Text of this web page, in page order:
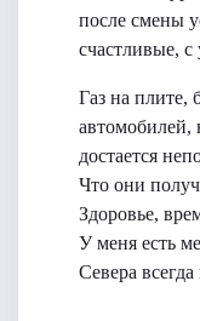
после смены
счастливые,
Газ на плите,
автомобилей,
достается
Что они
Здоровье,
У меня есть
Севера